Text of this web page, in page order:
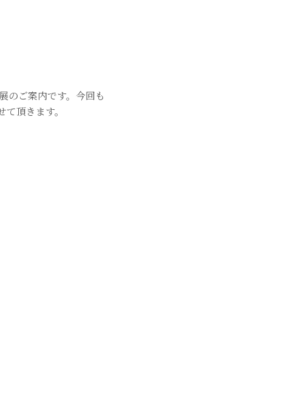
のご案内です。今回も
頂きます。